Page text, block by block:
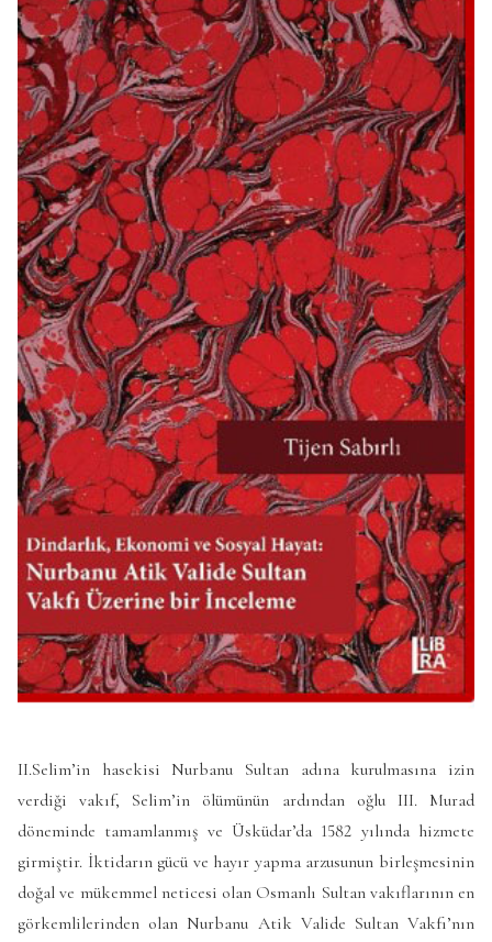
II.Selim’in hasekisi Nurbanu Sultan adına kurulmasına izin
verdiği vakıf, Selim’in ölümünün ardından oğlu III. Murad
döneminde tamamlanmış ve Üsküdar’da 1582 yılında hizmete
girmiştir. İktidarın gücü ve hayır yapma arzusunun birleşmesinin
doğal ve mükemmel neticesi olan Osmanlı Sultan vakıflarının en
görkemlilerinden olan Nurbanu Atik Valide Sultan Vakfı’nın